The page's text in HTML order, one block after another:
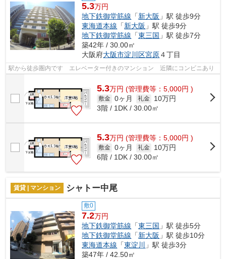
5.3万円
地下鉄御堂筋線 「新大阪 」駅 徒歩9分
東海道本線 「新大阪 」駅 徒歩9分
地下鉄御堂筋線 「東三国 」駅 徒歩7分
築42年 / 30.00㎡
大阪府大阪市淀川区宮原４丁目
駅から徒歩圏内です エレベーター付きのマンション 近隣にコンビニあり
5.3万円 (管理費等：5,000円 )
敷金 0ヶ月 礼金
10万円
3階 / 1DK / 30.00㎡
5.3万円 (管理費等：5,000円 )
敷金 0ヶ月 礼金
10万円
6階 / 1DK / 30.00㎡
賃貸 | マンション シャトー中尾
敷0
7.2万円
地下鉄御堂筋線 「東三国 」駅 徒歩5分
地下鉄御堂筋線 「新大阪 」駅 徒歩10分
東海道本線 「東淀川
」駅 徒歩3分
築47年 / 42.50㎡